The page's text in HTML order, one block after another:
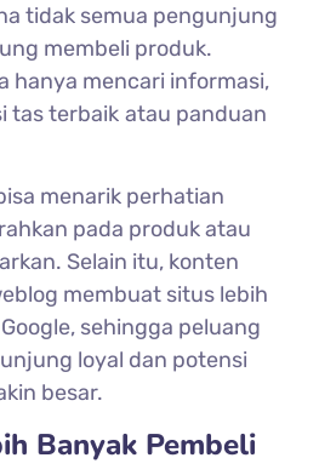
tidak semua pengunjung
membeli produk.
hanya mencari informasi,
tas terbaik atau panduan
menarik perhatian
pada produk atau
Selain itu, konten
membuat situs lebih
sehingga peluang
loyal dan potensi
besar.
Banyak Pembeli